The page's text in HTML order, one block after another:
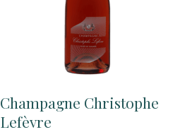
Champagne Christophe
Lefèvre